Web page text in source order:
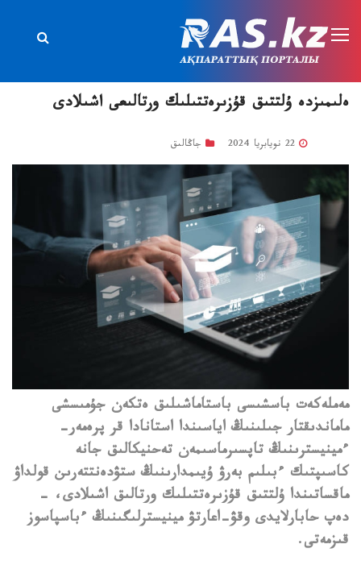
ەلىمىزدە ۇلتتىق قۇزىرەتتىلىك ورتالىعى اشىلادى
جاڭالىق
مەملەكەت باسشىسى باستاماشىلىق ەتكەن جۇمىسشى
ماماندىقتار جىلىنىڭ اياسىندا استانادا قر پرەمەر-
ءمينيسترىنىڭ تاپسىرماسىمەن تەحنيكالىق جانە
كاسىپتىك ءبىلىم بەرۋ ۇيىمدارىنىڭ ستۋدەنتتەرىن قولداۋ
ماقساتىندا ۇلتتىق قۇزىرەتتىلىك ورتالىق اشىلادى، -
دەپ حابارلايدى وقۋ-اعارتۋ مينيسترلىگىنىڭ ءباسپاسوز
قىزمەتى.